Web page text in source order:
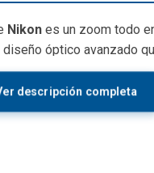
Nikon es un zoom todo
óptico avanzado
para minimizar las
compensa hasta 3,5
un
descripción completa